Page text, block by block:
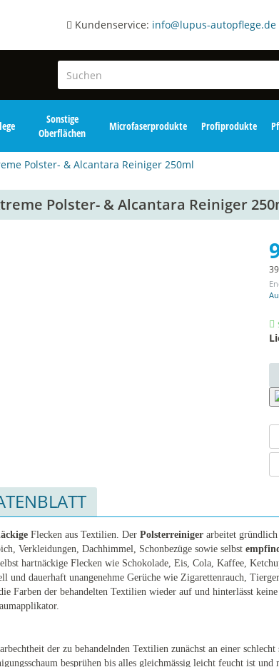
Kundenservice: info@lupus-autopflege.de
Sonstige
Oberflächen
Microfaserprodukte Profiprodukte
Polster- & Alcantara Reiniger 250ml
Polster- & Alcantara Reiniger
Flecken aus Textilien. Der Polsterreiniger arbeitet
Verkleidungen, Dachhimmel, Schonbezüge sowie selbst
hartnäckige Flecken wie Schokolade, Eis, Cola, Kaffee,
und dauerhaft unangenehme Gerüche wie Zigarettenrauch,
Farben der behandelten Textilien wieder auf und hinterlässt keine
der zu behandelnden Textilien zunächst an einer schlecht
besprühen bis alles gleichmässig leicht feucht ist und